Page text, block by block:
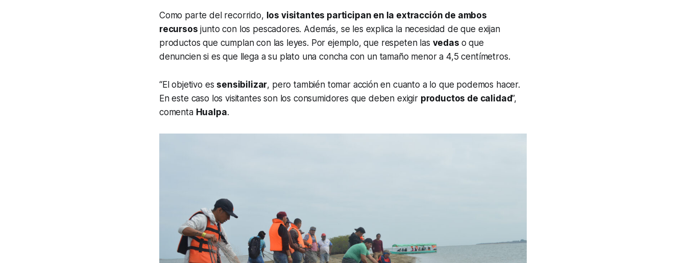
Como parte del recorrido, los visitantes participan en la extracción de ambos
recursos junto con los pescadores. Además, se les explica la necesidad de que exijan
productos que cumplan con las leyes. Por ejemplo, que respeten las vedas o que
denuncien si es que llega a su plato una concha con un tamaño menor a 4,5 centímetros.
“El objetivo es sensibilizar, pero también tomar acción en cuanto a lo que podemos hacer.
En este caso los visitantes son los consumidores que deben exigir productos de calidad”,
comenta Hualpa.